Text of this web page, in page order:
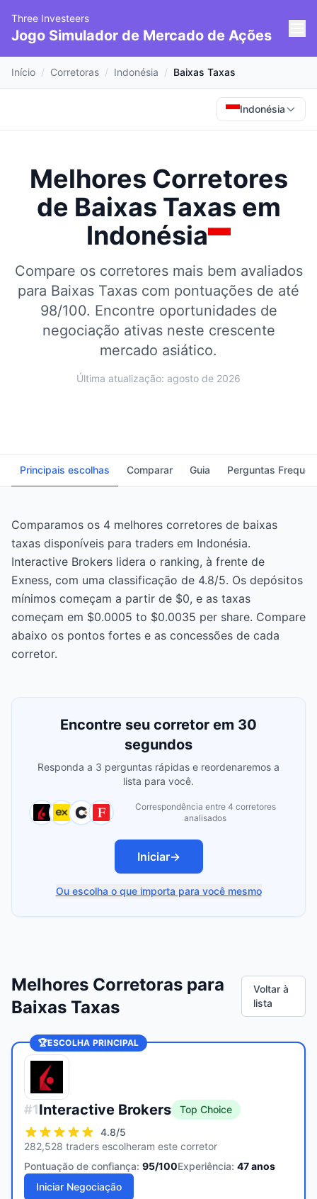
Three Investeers
Jogo Simulador de Mercado de Ações
Início / Corretoras / Indonésia / Baixas Taxas
Indonésia
Melhores Corretores
de Baixas Taxas em
Indonésia
Compare os corretores mais bem avaliados
para Baixas Taxas com pontuações de até
98/100. Encontre oportunidades de
negociação ativas neste crescente
mercado asiático.
Última atualização: agosto de 2026
Principais escolhas Comparar Guia Perguntas
Comparamos os 4 melhores corretores de baixas
taxas disponíveis para traders em Indonésia.
Interactive Brokers lidera o ranking, à frente de
Exness, com uma classificação de 4.8/5. Os depósitos
mínimos começam a partir de $0, e as taxas
começam em $0.0005 to $0.0035 per share. Compare
abaixo os pontos fortes e as concessões de cada
corretor.
Encontre seu corretor em 30
segundos
Responda a 3 perguntas rápidas e reordenaremos a
lista para você.
Correspondência entre 4 corretores
analisados
Iniciar→
Ou escolha o que importa para você mesmo
Melhores Corretoras para
Baixas Taxas
Voltar à
lista
🏆ESCOLHA PRINCIPAL
#1Interactive Brokers
Top Choice
4.8/5
282,528 traders escolheram este corretor
Pontuação de confiança: 95/100Experiência: 47anos
Iniciar Negociação